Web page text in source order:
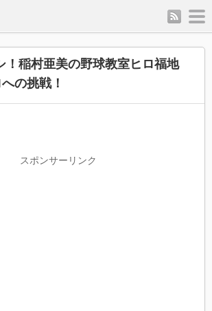
rss
！稲村亜美の野球教室ヒロ福地
の挑戦！
スポンサーリンク